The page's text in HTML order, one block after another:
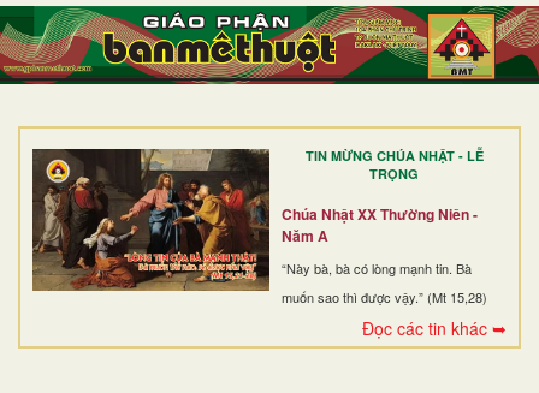
TIN MỪNG CHÚA NHẬT - LỄ
TRỌNG
Chúa Nhật XX Thường Niên -
Năm A
“Này bà, bà có lòng mạnh tin. Bà
muốn sao thì được vậy.” (Mt 15,28)
Đọc các tin khác ➥
TRANG NHẤT
GIỚI THIỆU
DÒNG TU
BAN MỤC VỤ
ĐOÀN THỂ CG
ĐIỂM HÀNH HƯƠNG